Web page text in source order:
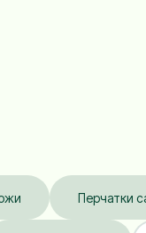
Перчатки